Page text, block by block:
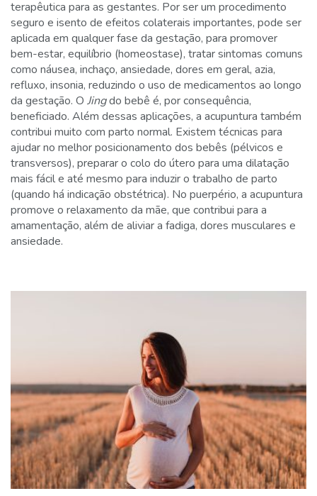
terapêutica para as gestantes. Por ser um procedimento
seguro e isento de efeitos colaterais importantes, pode ser
aplicada em qualquer fase da gestação, para promover
bem-estar, equilíbrio (homeostase), tratar sintomas comuns
como náusea, inchaço, ansiedade, dores em geral, azia,
refluxo, insonia, reduzindo o uso de medicamentos ao longo
da gestação. O Jingdo bebê é, por consequência,
beneficiado. Além dessas aplicações, a acupuntura também
contribui muito com parto normal. Existem técnicas para
ajudar no melhor posicionamento dos bebês (pélvicos e
transversos), preparar o colo do útero para uma dilatação
mais fácil e até mesmo para induzir o trabalho de parto
(quando há indicação obstétrica). No puerpério, a acupuntura
promove o relaxamento da mãe, que contribui para a
amamentação, além de aliviar a fadiga, dores musculares e
ansiedade.